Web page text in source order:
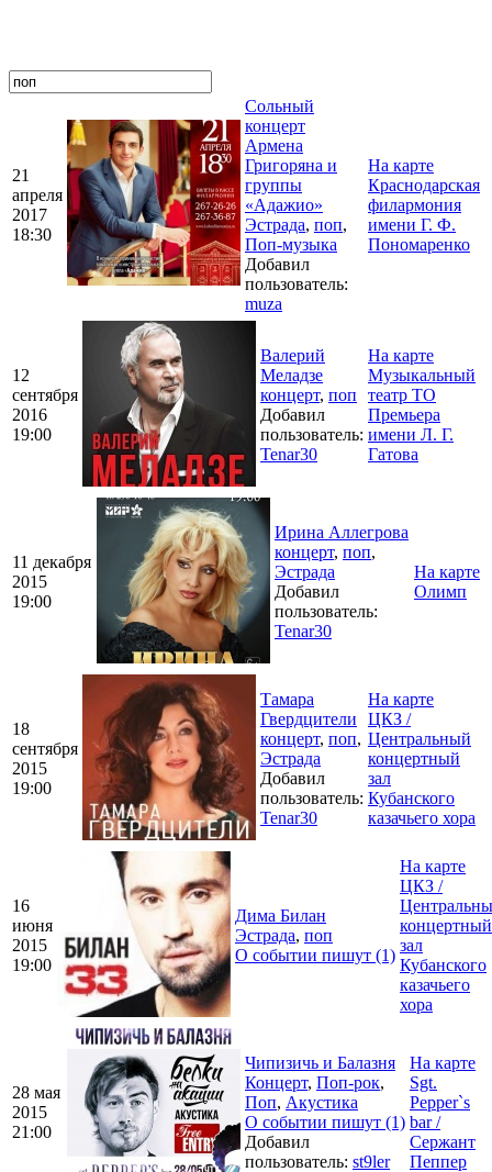
21
апреля
2017
18:30
Сольный
концерт
Армена
Григоряна и
группы
«Адажио»
Эстрада, поп,
Поп-музыка
Добавил
пользователь:
muza
На карте
Краснодарская
филармония
имени Г. Ф.
Пономаренко
12
сентября
2016
19:00
Валерий
Меладзе
концерт, поп
Добавил
пользователь:
Tenar30
На карте
Музыкальный
театр ТО
Премьера
имени Л. Г.
Гатова
11 декабря
2015
19:00
Ирина Аллегрова
концерт, поп,
Эстрада
Добавил
пользователь:
Tenar30
На карте
Олимп
18
сентября
2015
19:00
Тамара
Гвердцители
концерт, поп,
Эстрада
Добавил
пользователь:
Tenar30
На карте
ЦКЗ /
Центральный
концертный
зал
Кубанского
казачьего хора
16
июня
2015
19:00
Дима Билан
Эстрада, поп
О событии пишут (1)
На карте
ЦКЗ /
концертный
зал
Кубанского
казачьего
хора
28 мая
2015
21:00
Чипизичь и Балазня
Концерт, Поп-рок,
Поп, Акустика
О событии пишут (1)
Добавил
пользователь: st9ler
На карте
Sgt.
Pepper`s
bar /
Сержант
Пеппер